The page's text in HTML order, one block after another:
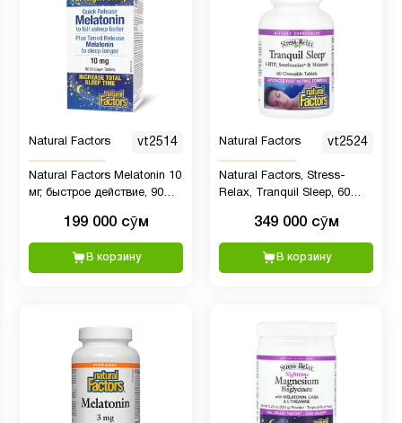
Natural Factors vt2514
Natural Factors Melatonin 10
мг, быстрое действие, 90
199 000 сӯм
В корзину
Natural Factors vt2524
Natural Factors, Stress-
Relax, Tranquil Sleep, 60
349 000 сӯм
В корзину